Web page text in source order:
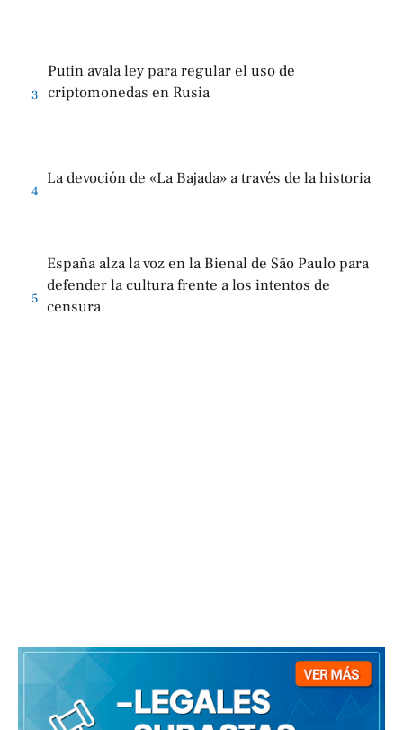
3
Putin avala ley para regular el uso de
criptomonedas en Rusia
4
La devoción de «La Bajada» a través de la historia
5
España alza la voz en la Bienal de São Paulo para
defender la cultura frente a los intentos de
censura